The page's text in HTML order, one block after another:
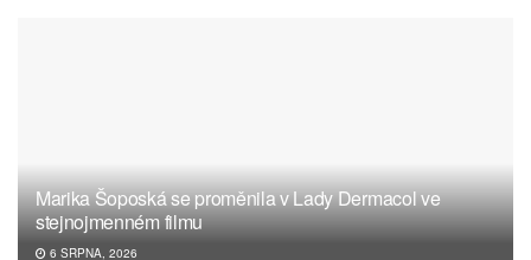
Marika Šoposká se proměnila v Lady Dermacol ve
stejnojmenném filmu
6 SRPNA, 2026